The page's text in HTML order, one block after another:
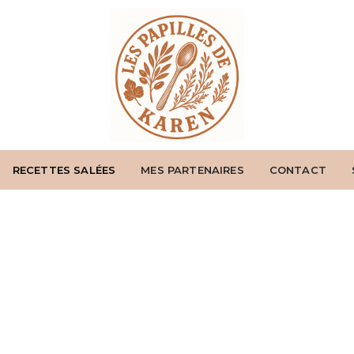
RECETTES SALÉES MES PARTENAIRES CONTACT